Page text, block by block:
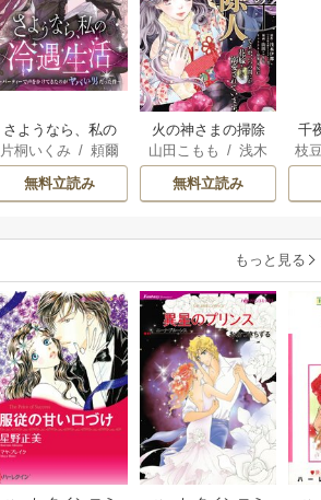
さようなら、私の
冷遇生活 ～パーテ
ィーで声をかけて
きたのがヤバい男
片桐いくみ /頼爾
無料立読み
火の神さまの掃除
人ですが、いつの
間にか花嫁として
溺愛されています
山田こもも /浅木
伊都/SNC
無料立読み
千
国
枝
もっと見る